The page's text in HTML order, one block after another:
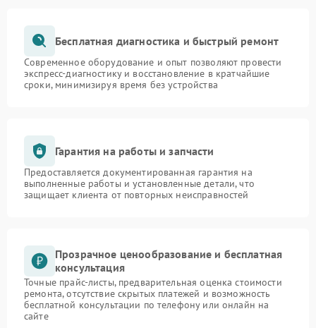
Бесплатная диагностика и быстрый ремонт
Современное оборудование и опыт позволяют провести
экспресс-диагностику и восстановление в кратчайшие
сроки, минимизируя время без устройства
Гарантия на работы и запчасти
Предоставляется документированная гарантия на
выполненные работы и установленные детали, что
защищает клиента от повторных неисправностей
Прозрачное ценообразование и бесплатная
консультация
Точные прайс-листы, предварительная оценка стоимости
ремонта, отсутствие скрытых платежей и возможность
бесплатной консультации по телефону или онлайн на
сайте